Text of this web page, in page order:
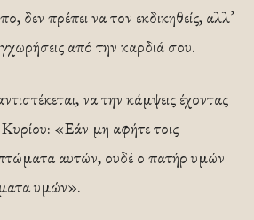
δεν πρέπει να τον εκδικηθείς, αλλ’
από την καρδιά σου.
να την κάμψεις έχοντας
«Εάν μη αφήτε τοις
αυτών, ουδέ ο πατήρ υμών
υμών».